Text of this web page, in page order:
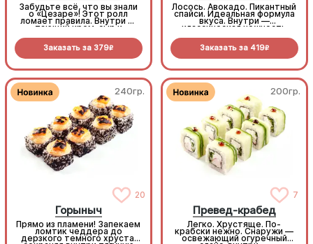
Забудьте всё, что вы знали
о «Цезаре»! Этот ролл
ломает правила. Внутри —
тающий крем-сыр и
сверху — мощная шапочка
из копченой курочки с
Том Ям. Наш самый
экзотический хрустящий
хит!
Заказать за 379R
Лосось. Авокадо. Пикантный
спайси. Идеальная формула
вкуса. Внутри —
классическая нежность
сверху — богатый тартар
из рыбы и авокадо (8 шт.)
Заказать за 419R
240гр.
20
Горыныч
Прямо из пламени! Запекаем
ломтик чеддера до
дерзкого темного хруста,
200гр.
7
Превед-крабед
Легко. Хрустяще. По-
крабски нежно. Снаружи —
освежающий огуречный